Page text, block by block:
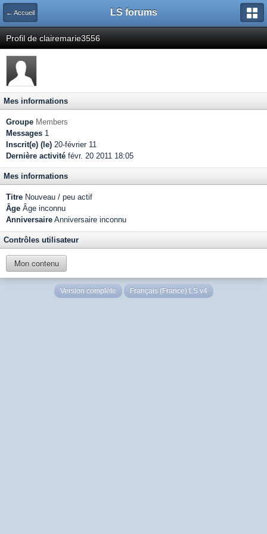
← Accueil LS forums
Profil de clairemarie3556
Mes informations
Groupe Members
Messages 1
Inscrit(e) (le) 20-février 11
Dernière activité févr. 20 2011 18:05
Mes informations
Titre Nouveau / peu actif
Âge Âge inconnu
Anniversaire Anniversaire inconnu
Contrôles utilisateur
Mon contenu
Version complète Français (France) LS v4